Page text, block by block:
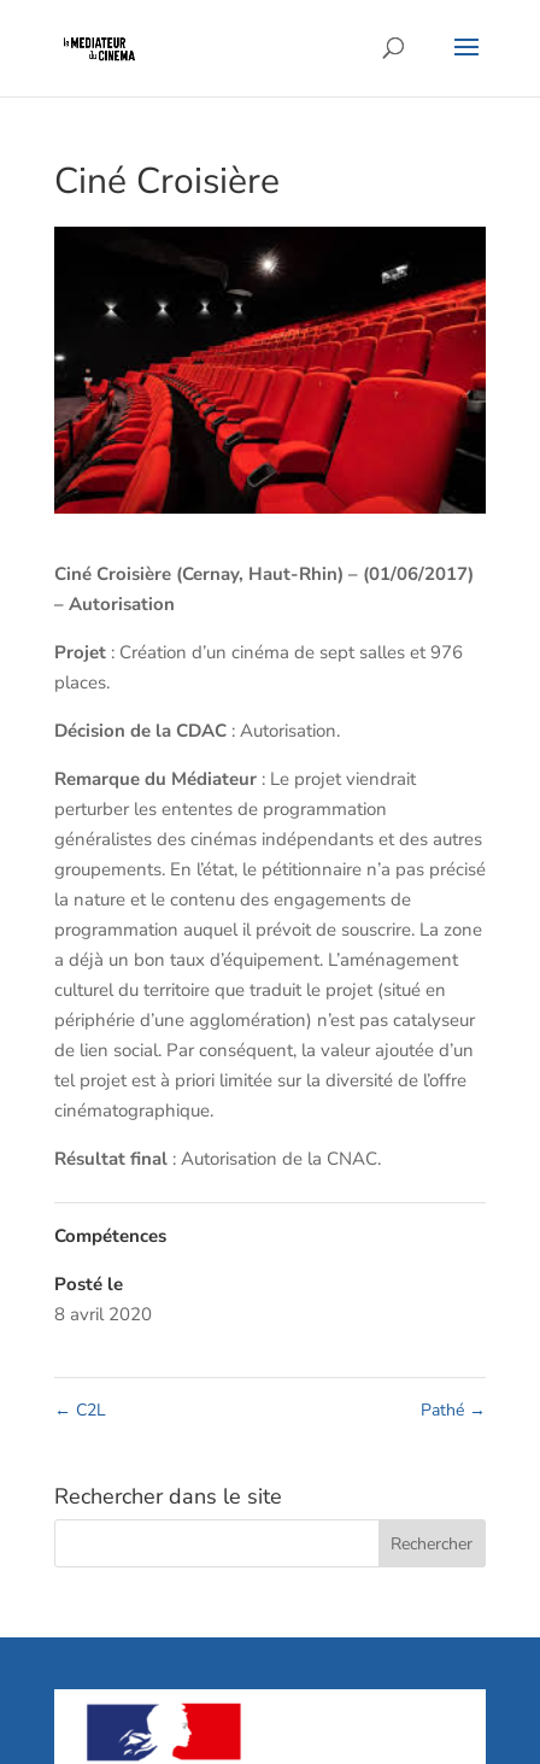
Ciné Croisière
Ciné Croisière (Cernay, Haut-Rhin) – (01/06/2017)
– Autorisation
Projet: Création d’un cinéma de sept salles et 976
places.
Décision de la CDAC: Autorisation.
Remarque du Médiateur: Le projet viendrait
perturber les ententes de programmation
généralistes des cinémas indépendants et des autres
groupements. En l’état, le pétitionnaire n’a pas précisé
la nature et le contenu des engagements de
programmation auquel il prévoit de souscrire. La zone
a déjà un bon taux d’équipement. L’aménagement
culturel du territoire que traduit le projet (situé en
périphérie d’une agglomération) n’est pas catalyseur
de lien social. Par conséquent, la valeur ajoutée d’un
tel projet est à priori limitée sur la diversité de l’offre
cinématographique.
Résultat final: Autorisation de la CNAC.
Compétences
Posté le
8 avril 2020
← C2L Pathé →
Rechercher dans le site